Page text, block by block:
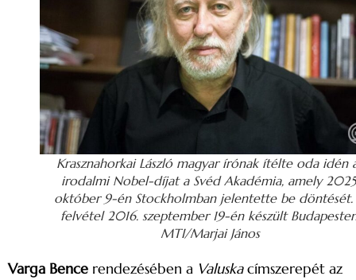
Krasznahorkai László magyar írónak ítélte oda idén
irodalmi Nobel-díjat a Svéd Akadémia, amely
október 9-én Stockholmban jelentette be döntését.
felvétel 2016. szeptember 19-én készült
MTI/Marjai János
Varga Bence rendezésében a Valuskacímszerepét az